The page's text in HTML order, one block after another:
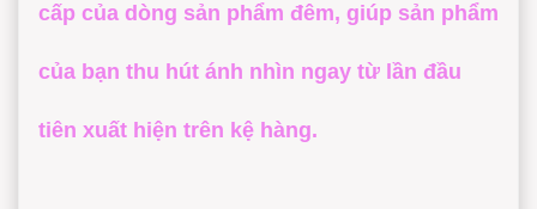
cấp của dòng sản phẩm đêm, giúp sản phẩm
của bạn thu hút ánh nhìn ngay từ lần đầu
tiên xuất hiện trên kệ hàng.